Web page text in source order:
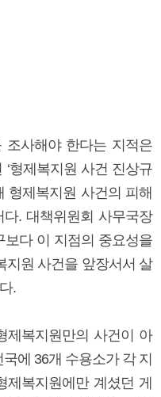
조사해야 한다는 지적은
형제복지원 사건 진상규
형제복지원 사건의 피해
. 대책위원회 사무국장
보다 이 지점의 중요성을
지원 사건을 앞장서서 살
.
제복지원만의 사건이 아
에 36개 수용소가 각 지
제복지원에만 계셨던 게